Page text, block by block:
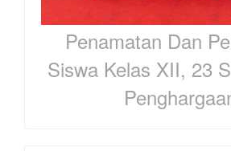
Penamatan Dan
Siswa Kelas XII, 23